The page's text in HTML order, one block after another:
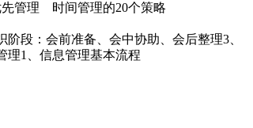
管理 时间管理的20个策略
段：会前准备、会中协助、会后整理3、
理1、信息管理基本流程